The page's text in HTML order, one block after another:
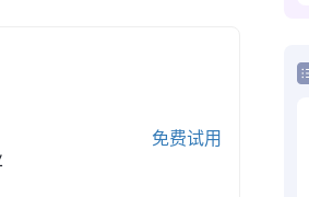
免费试用